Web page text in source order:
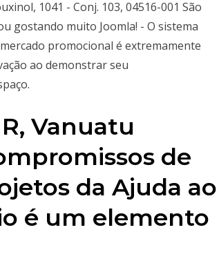
1041 - Conj. 103, 04516-001 São
gostando muito Joomla! - O sistema
promocional é extremamente
ao demonstrar seu
Vanuatu
de
da Ajuda ao
é um elemento